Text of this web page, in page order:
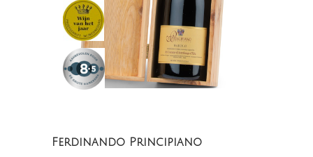
Ferdinando Principiano